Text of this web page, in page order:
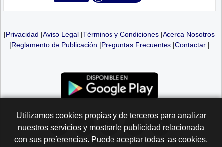
|Privacidad |Aviso Legal |Términos y Condiciones |Acerca Nosotros
|Reglamento de Publicación |Preguntas Frecuentes|Contactar|
Utilizamos cookies propias y de terceros para analizar
nuestros servicios y mostrarle publicidad relacionada
con sus preferencias. Puede aceptar todas las cookies,